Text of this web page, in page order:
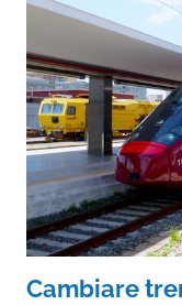
Cambiare